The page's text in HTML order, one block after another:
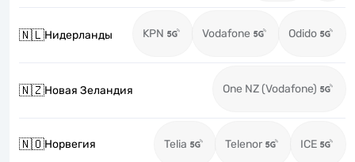
🇳🇱Нидерланды KPN Vodafone Odido
🇳🇿Новая Зеландия One NZ (Vodafone)
🇳🇴Норвегия Telia Telenor ICE